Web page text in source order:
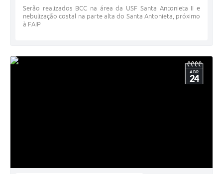
Serão realizados BCC na área da USF Santa Antonieta II e
nebulização costal na parte alta do Santa Antonieta, próximo
à FAIP
ABR
24